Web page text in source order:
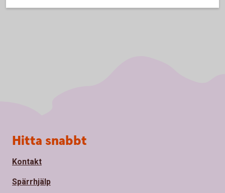
Sidfot
Hitta snabbt
Kontakt
Spärrhjälp